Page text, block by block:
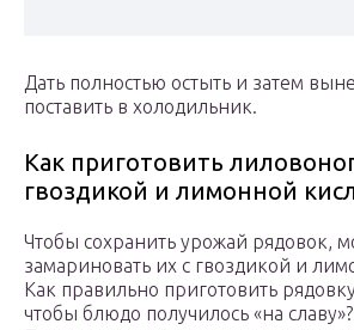
Дать полностью остыть и затем
поставить в холодильник.
Как приготовить
гвоздикой и лимонной
Чтобы сохранить урожай рядовок,
замариновать их с гвоздикой и
Как правильно приготовить
чтобы блюдо получилось «на славу»?